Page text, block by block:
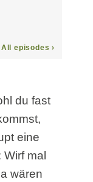
du fast
eine
Wirf mal
wären